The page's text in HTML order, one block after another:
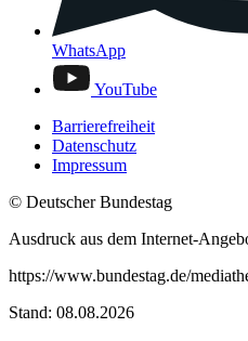
WhatsApp
YouTube
Barrierefreiheit
Datenschutz
Impressum
© Deutscher Bundestag
Ausdruck aus dem Internet-
https://www.bundestag.de/
Stand: 08.08.2026